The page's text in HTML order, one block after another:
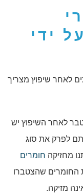
על ידי
לאחר שיפוץ מצריך
לאחר השיפוץ יש
לפרק את סוג
מחזיקה חומרים
החומרים שהצטברו
מזיקה.